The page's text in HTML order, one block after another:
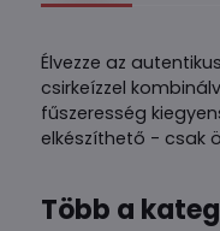
Élvezze az
csirkeízzel
fűszeresség
elkészíthető - csak
Több a